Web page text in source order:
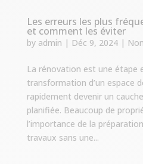
Les erreurs les plus
et comment les éviter
by admin | Déc 9, 2024|
La rénovation est une étape
transformation d’un espace
rapidement devenir un
planifiée. Beaucoup de
l’importance de la
travaux sans une...